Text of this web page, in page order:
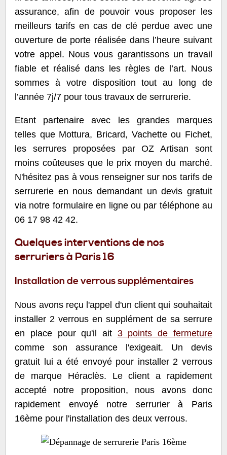
assurance, afin de pouvoir vous proposer les
meilleurs tarifs en cas de clé perdue avec une
ouverture de porte réalisée dans l’heure suivant
votre appel. Nous vous garantissons un travail
fiable et réalisé dans les règles de l’art. Nous
sommes à votre disposition tout au long de
l’année 7j/7 pour tous travaux de serrurerie.
Etant partenaire avec les grandes marques
telles que Mottura, Bricard, Vachette ou Fichet,
les serrures proposées par OZ Artisan sont
moins coûteuses que le prix moyen du marché.
N'hésitez pas à vous renseigner sur nos tarifs de
serrurerie en nous demandant un devis gratuit
via notre formulaire en ligne ou par téléphone au
06 17 98 42 42.
Quelques interventions de nos
serruriers à Paris 16
Installation de verrous supplémentaires
Nous avons reçu l'appel d'un client qui souhaitait
installer 2 verrous en supplément de sa serrure
en place pour qu'il ait 3 points de fermeture
comme son assurance l'exigeait. Un devis
gratuit lui a été envoyé pour installer 2 verrous
de marque Héraclès. Le client a rapidement
accepté notre proposition, nous avons donc
rapidement envoyé notre serrurier à Paris
16ème pour l'installation des deux verrous.